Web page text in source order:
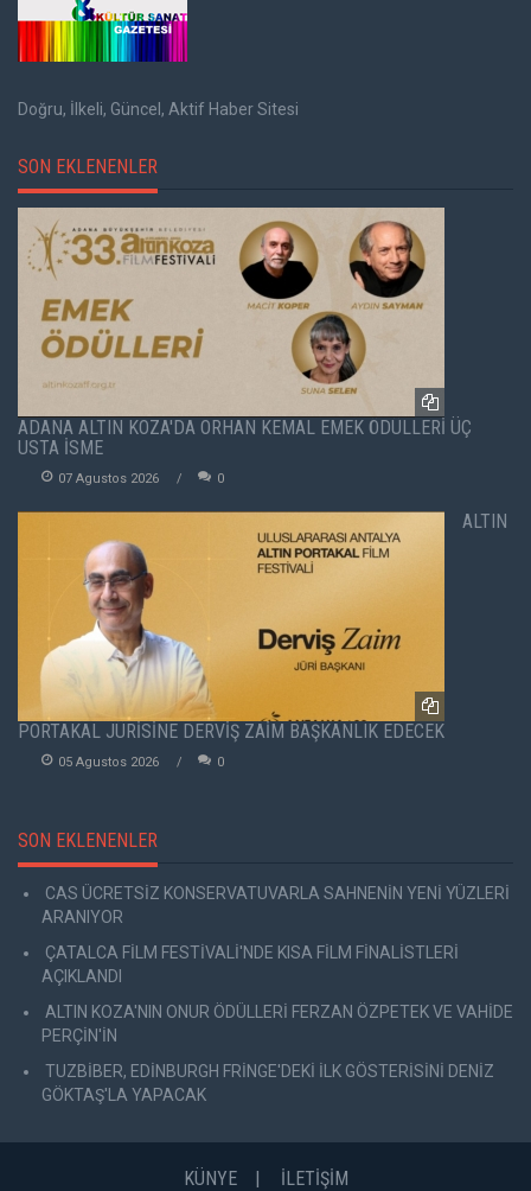
Doğru, İlkeli, Güncel, Aktif Haber Sitesi
SON EKLENENLER
ADANA ALTIN KOZA'DA ORHAN KEMAL EMEK ÖDÜLLERİ ÜÇ
USTA İSME
07 Agustos 2026 0
ALTIN
PORTAKAL JÜRİSİNE DERVİŞ ZAİM BAŞKANLIK EDECEK
05 Agustos 2026 0
SON EKLENENLER
CAS ÜCRETSİZ KONSERVATUVARLA SAHNENİN YENİ YÜZLERİ
ARANIYOR
ÇATALCA FİLM FESTİVALİ'NDE KISA FİLM FİNALİSTLERİ
AÇIKLANDI
ALTIN KOZA'NIN ONUR ÖDÜLLERİ FERZAN ÖZPETEK VE VAHİDE
PERÇİN'İN
TUZBİBER, EDİNBURGH FRİNGE'DEKİ İLK GÖSTERİSİNİ DENİZ
GÖKTAŞ'LA YAPACAK
KÜNYE İLETİŞİM